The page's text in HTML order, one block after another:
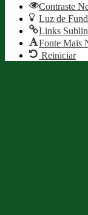
Contraste
Luz de
Links
Fonte Mais
Reiniciar